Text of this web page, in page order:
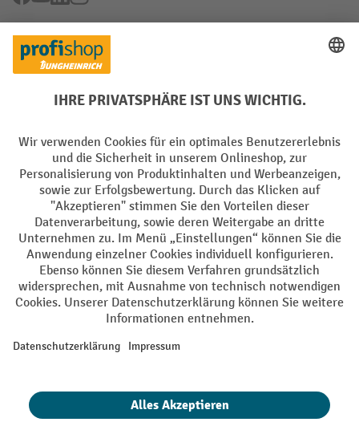
Rücknahme-Services
Elektrogeräte Rückname
Batterie Rückname
AGB Impressum Datenschutz
Barrierefreiheit Grounding Page Privacy Settings
Alle Preise exkl. gesetzl. Mehrwertsteuer zzgl.Versandkosten und ggf.
Nachnahmegebühren, wenn nicht anders angegeben.
¹ Der Rabatt gilt so lange der Vorrat reicht. Der Rabatt gilt nicht auf
Erstregistrierung für den Newsletter gewährt. Der Gutschein ist 10